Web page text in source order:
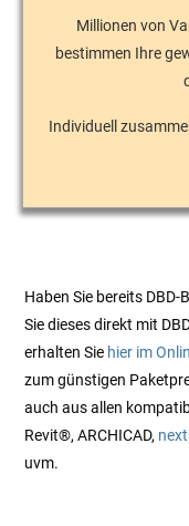
Millionen von
bestimmen Ihre
Individuell
Haben Sie bereits
Sie dieses direkt mit
erhalten Sie hier im
zum günstigen
auch aus allen
Revit®, ARCHICAD,
uvm.